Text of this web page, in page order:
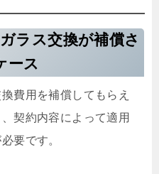
ラス交換が補償さ
ース
費用を補償してもらえ
契約内容によって適用
要です。